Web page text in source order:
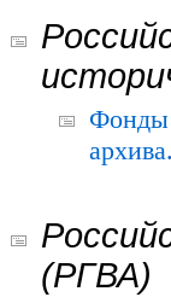
Фонды
(РГВА)